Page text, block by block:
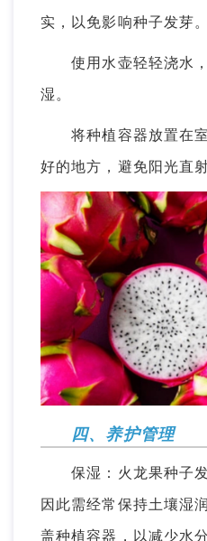
实，以免影响种子发芽。
使用水壶轻轻浇水，
湿。
将种植容器放置在室
好的地方，避免阳光直射
四、养护管理
保湿：火龙果种子发
因此需经常保持土壤湿
盖种植容器，以减少水